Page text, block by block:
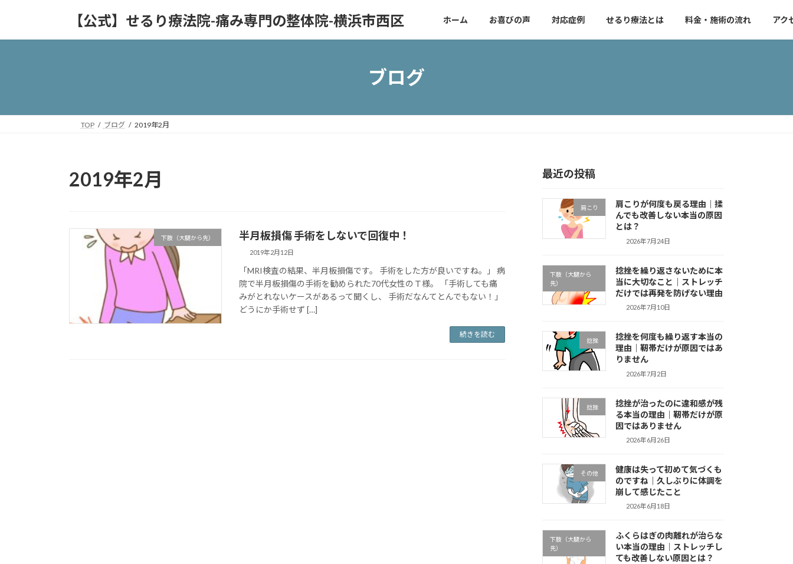
【公式】せるり療法院-痛み専門の整体院-横浜市西区 ホーム お喜びの声 対応症例 せるり療法とは 料金・施術の流れ アク
ブログ
TOP ブログ 2019年2月
2019年2月
下肢（大腿から先） 半月板損傷 手術をしないで回復中！
2019年2月12日
「MRI検査の結果、半月板損傷です。 手術をした方が良いですね。」 病
院で半月板損傷の手術を勧められた70代女性のＴ様。 「手術しても痛
みがとれないケースがあるって聞くし、 手術だなんてとんでもない！」
どうにか手術せず […]
続きを読む
最近の投稿
肩こり
肩こりが何度も戻る理由｜揉
んでも改善しない本当の原因
とは？
2026年7月24日
下肢（大腿から
先）
捻挫を繰り返さないために本
当に大切なこと｜ストレッチ
だけでは再発を防げない理由
2026年7月10日
捻挫
捻挫を何度も繰り返す本当の
理由｜靭帯だけが原因ではあ
りません
2026年7月2日
捻挫
捻挫が治ったのに違和感が残
る本当の理由｜靭帯だけが原
因ではありません
2026年6月26日
その他
健康は失って初めて気づくも
のですね｜久しぶりに体調を
崩して感じたこと
2026年6月18日
下肢（大腿から
先）
ふくらはぎの肉離れが治らな
い本当の理由｜ストレッチし
ても改善しない原因とは？